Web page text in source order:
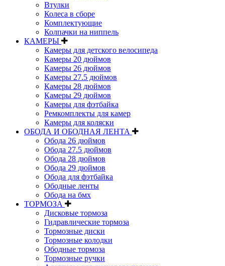
Втулки
Колеса в сборе
Комплектующие
Колпачки на ниппель
КАМЕРЫ
Камеры для детского велосипеда
Камеры 20 дюймов
Камеры 26 дюймов
Камеры 27.5 дюймов
Камеры 28 дюймов
Камеры 29 дюймов
Камеры для фэтбайка
Ремкомплекты для камер
Камеры для коляски
ОБОДА И ОБОДНАЯ ЛЕНТА
Обода 26 дюймов
Обода 27.5 дюймов
Обода 28 дюймов
Обода 29 дюймов
Обода для фэтбайка
Ободные ленты
Обода на бмх
ТОРМОЗА
Дисковые тормоза
Гидравлические тормоза
Тормозные диски
Тормозные колодки
Ободные тормоза
Тормозные ручки